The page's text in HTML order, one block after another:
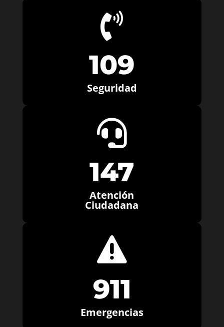

109
Seguridad

147
Atención
Ciudadana

911
Emergencias